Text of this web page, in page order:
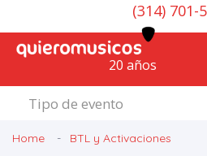
(314) 701-
20 años
Tipo de evento
Home BTL y Activaciones